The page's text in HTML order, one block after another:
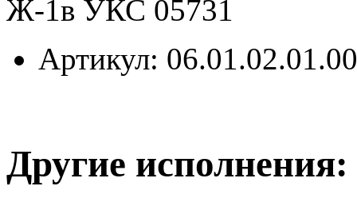
Артикул:
Другие исполнения: